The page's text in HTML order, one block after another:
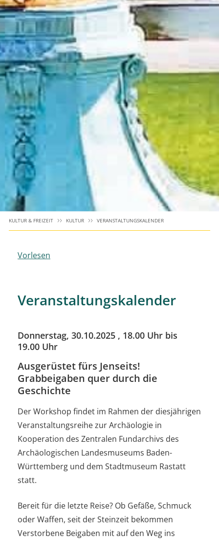
KULTUR & FREIZEIT KULTUR VERANSTALTUNGSKALENDER
Vorlesen
Veranstaltungskalender
Donnerstag, 30.10.2025 , 18.00 Uhr bis
19.00 Uhr
Ausgerüstet fürs Jenseits!
Grabbeigaben quer durch die
Geschichte
Der Workshop findet im Rahmen der diesjährigen
Veranstaltungsreihe zur Archäologie in
Kooperation des Zentralen Fundarchivs des
Archäologischen Landesmuseums Baden-
Württemberg und dem Stadtmuseum Rastatt
statt.
Bereit für die letzte Reise? Ob Gefäße, Schmuck
oder Waffen, seit der Steinzeit bekommen
Verstorbene Beigaben mit auf den Weg ins